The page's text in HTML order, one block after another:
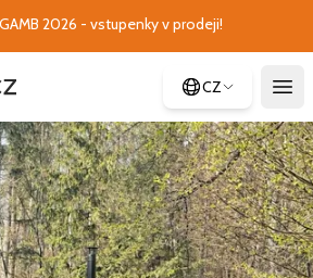
2026 - vstupenky v prodeji!
CZ